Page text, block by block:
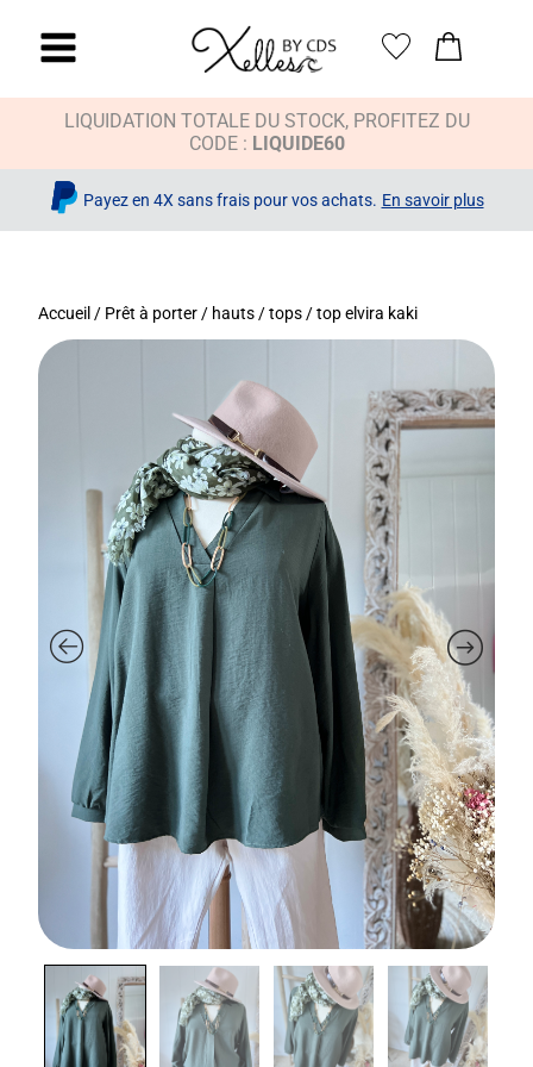
LIQUIDATION TOTALE DU STOCK, PROFITEZ DU
CODE : LIQUIDE60
Payez en 4X sans frais pour vos achats. En savoir plus
Accueil / Prêt à porter / hauts / tops / top elvira kaki